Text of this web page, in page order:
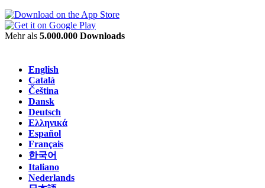
Mehr als 5.000.000 Downloads
English
Català
Čeština
Dansk
Deutsch
Ελληνικά
Español
Français
한국어
Italiano
Nederlands